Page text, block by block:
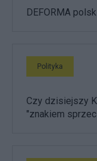
DEFORMA
Polityka
Czy dzisiejszy
"znakiem